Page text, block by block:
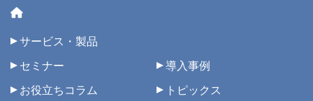
サービス・製品
セミナー
導入事例
お役立ちコラム
トピックス